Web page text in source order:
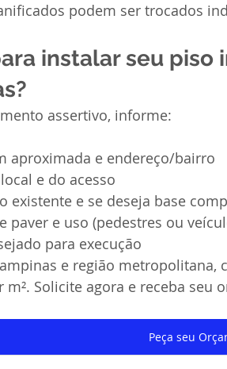
podem ser trocados
instalar seu piso
assertivo, informe:
aproximada e endereço/bairro
e do acesso
existente e se deseja base
paver e uso (pedestres ou
para execução
e região metropolitana,
m². Solicite agora e receba seu
Peça seu